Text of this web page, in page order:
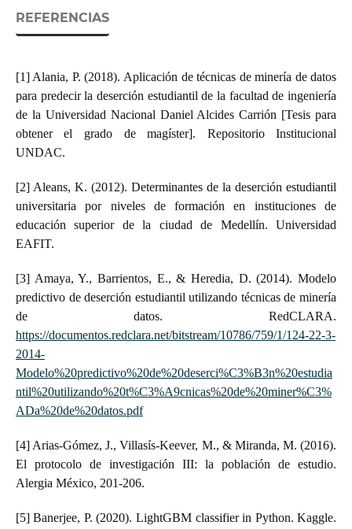
REFERENCIAS
[1] Alania, P. (2018). Aplicación de técnicas de minería de datos
para predecir la deserción estudiantil de la facultad de ingeniería
de la Universidad Nacional Daniel Alcides Carrión [Tesis para
obtener el grado de magíster]. Repositorio Institucional
UNDAC.
[2] Aleans, K. (2012). Determinantes de la deserción estudiantil
universitaria por niveles de formación en instituciones de
educación superior de la ciudad de Medellín. Universidad
EAFIT.
[3] Amaya, Y., Barrientos, E., & Heredia, D. (2014). Modelo
predictivo de deserción estudiantil utilizando técnicas de minería
de datos. RedCLARA.
https://documentos.redclara.net/bitstream/10786/759/1/124-22-3-
2014-
Modelo%20predictivo%20de%20deserci%C3%B3n%20estudia
ntil%20utilizando%20t%C3%A9cnicas%20de%20miner%C3%
ADa%20de%20datos.pdf
[4] Arias-Gómez, J., Villasís-Keever, M., & Miranda, M. (2016).
El protocolo de investigación III: la población de estudio.
Alergia México, 201-206.
[5] Banerjee, P. (2020). LightGBM classifier in Python. Kaggle.